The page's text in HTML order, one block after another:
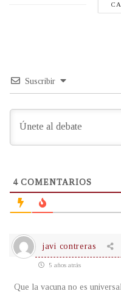
Suscribir
4COMENTARIOS
javi contreras
5 años atrás
Que la vacuna no es